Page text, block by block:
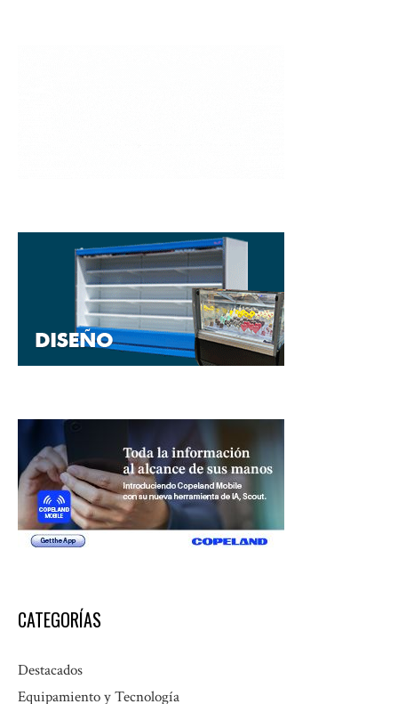
CATEGORÍAS
Destacados
Equipamiento y Tecnología